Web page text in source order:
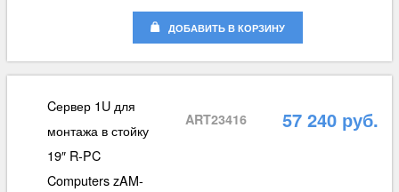
ДОБАВИТЬ В КОРЗИНУ
Cервер 1U для
монтажа в стойку
19″ R-PC
Computers zAM-
ART23416 57 240 руб.